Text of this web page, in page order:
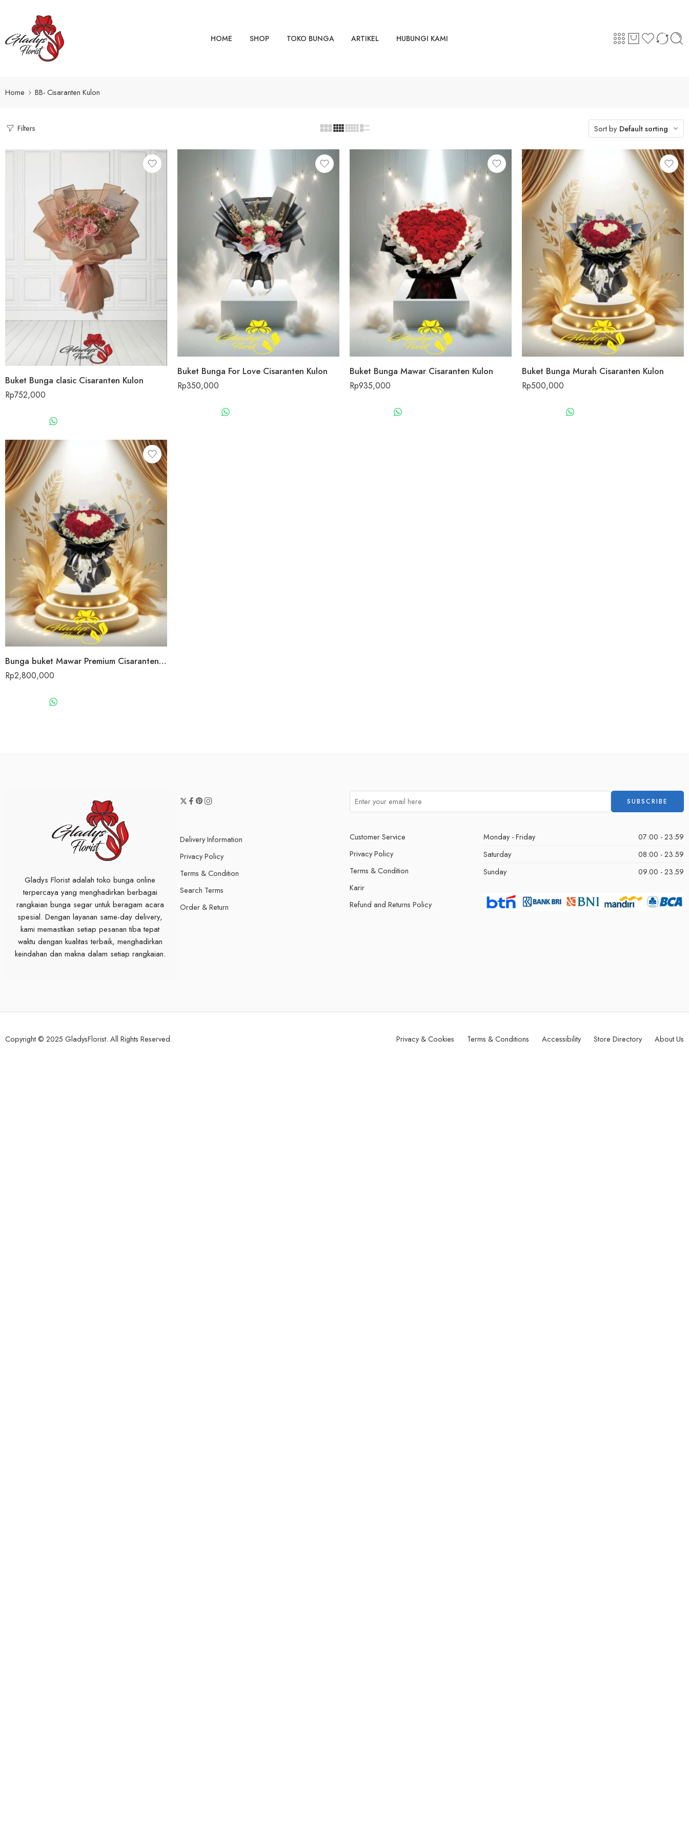
HOME SHOP TOKO BUNGA ARTIKEL HUBUNGI KAMI
Home BB- Cisaranten Kulon
Filters Sort by Default sorting
Buket Bunga clasic Cisaranten Kulon
Rp752,000
Buket Bunga For Love Cisaranten Kulon
Rp350,000
Buket Bunga Mawar Cisaranten Kulon
Rp935,000
Buket Bunga Murah Cisaranten Kulon
Rp500,000
Bunga buket Mawar Premium Cisaranten Kulon
Rp2,800,000
Gladys Florist adalah toko bunga online
terpercaya yang menghadirkan berbagai
rangkaian bunga segar untuk beragam acara
spesial. Dengan layanan same-day delivery,
kami memastikan setiap pesanan tiba tepat
waktu dengan kualitas terbaik, menghadirkan
keindahan dan makna dalam setiap rangkaian.
Delivery Information
Privacy Policy
Terms & Condition
Search Terms
Order & Return
Customer Service
Privacy Policy
Terms & Condition
Karir
Refund and Returns Policy
Monday - Friday
07:00 - 23:59
Saturday
08:00 - 23.59
Sunday
09.00 - 23.59
Copyright © 2025 GladysFlorist. All Rights Reserved. Privacy & Cookies Terms & Conditions Accessibility Store Directory About Us